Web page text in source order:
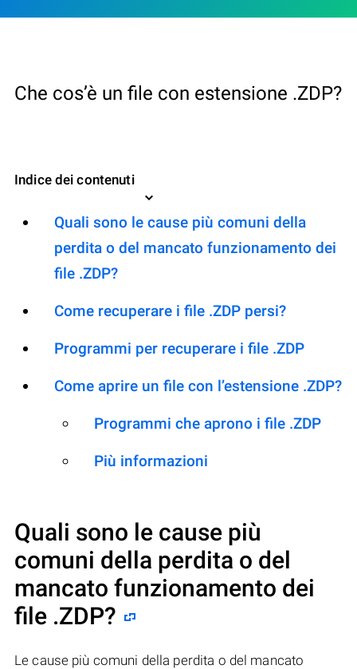
Che cos’è un file con estensione .ZDP?
Indice dei contenuti
Quali sono le cause più comuni della
perdita o del mancato funzionamento dei
file .ZDP?
Come recuperare i file .ZDP persi?
Programmi per recuperare i file .ZDP
Come aprire un file con l’estensione .ZDP?
Programmi che aprono i file .ZDP
Più informazioni
Quali sono le cause più
comuni della perdita o del
mancato funzionamento dei
file .ZDP?
Le cause più comuni della perdita o del mancato